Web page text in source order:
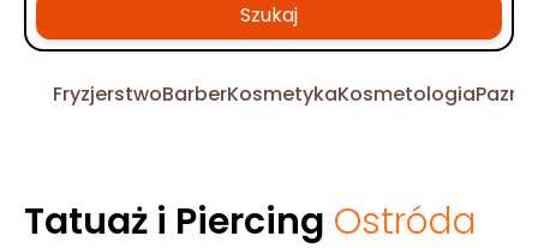
Szukaj
FryzjerstwoBarberKosmetykaKosmetologia
Tatuaż i Piercing Ostróda